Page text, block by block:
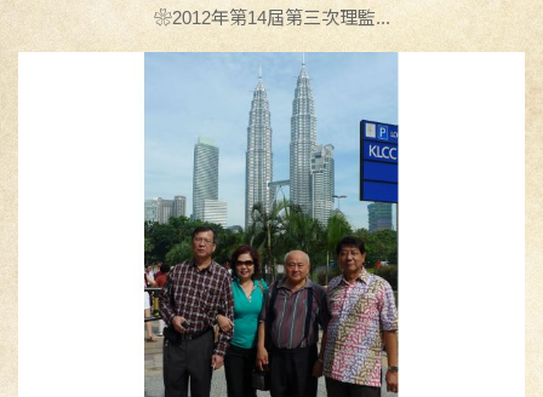
❀2012年第14屆第三次理監...